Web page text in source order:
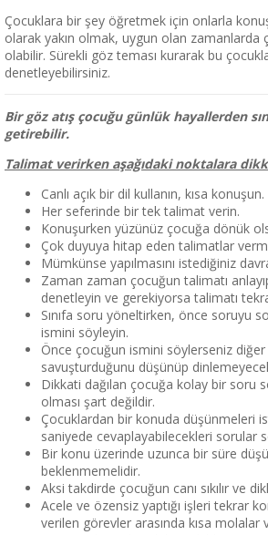
Çocuklara bir şey öğretmek için onlarla
olarak yakın olmak, uygun olan zamanlarda
olabilir. Sürekli göz teması kurarak bu
denetleyebilirsiniz.
Bir göz atış çocuğu günlük hayallerden
getirebilir.
Talimat verirken aşağıdaki noktalara
Canlı açık bir dil kullanın, kısa konuşun.
Her seferinde bir tek talimat verin.
Konuşurken yüzünüz çocuğa dönük
Çok duyuya hitap eden talimatlar
Mümkünse yapılmasını istediğiniz
Zaman zaman çocuğun talimatı
denetleyin ve gerekiyorsa talimatı
Sınıfa soru yöneltirken, önce soruyu
ismini söyleyin.
Önce çocuğun ismini söylerseniz
savuşturduğunu düşünüp
Dikkati dağılan çocuğa kolay bir soru
olması şart değildir.
Çocuklardan bir konuda düşünmeleri
saniyede cevaplayabilecekleri sorular
Bir konu üzerinde uzunca bir süre
beklenmemelidir.
Aksi takdirde çocuğun canı sıkılır ve
Acele ve özensiz yaptığı işleri tekrar
verilen görevler arasında kısa molalar